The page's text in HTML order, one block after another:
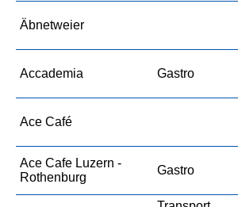
Äbnetweier
Accademia Gastro
Ace Café
Ace Cafe Luzern -
Rothenburg
Gastro